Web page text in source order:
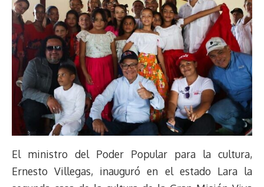
El ministro del Poder Popular para la cultura,
Ernesto Villegas, inauguró en el estado Lara la